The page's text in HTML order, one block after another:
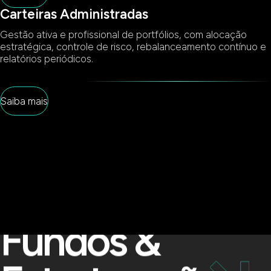
Carteiras Administradas
Gestão ativa e profissional de portfólios, com alocação
estratégica, controle de risco, rebalanceamento contínuo e
relatórios periódicos.
Saiba mais
Fundos &